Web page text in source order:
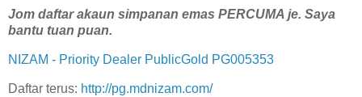
Jom daftar akaun simpanan emas PERCUMA je. Saya
bantu tuan puan.
NIZAM - Priority Dealer PublicGold PG005353
Daftar terus: http://pg.mdnizam.com/